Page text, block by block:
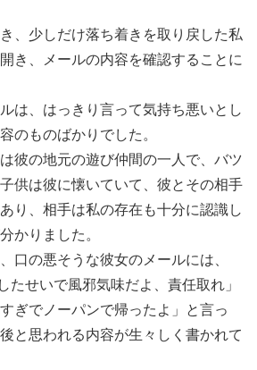
、少しだけ落ち着きを取り戻した私
き、メールの内容を確認することに
は、はっきり言って気持ち悪いとし
のものばかりでした。
彼の地元の遊び仲間の一人で、バツ
供は彼に懐いていて、彼とその相手
り、相手は私の存在も十分に認識し
かりました。
口の悪そうな彼女のメールには、
たせいで風邪気味だよ、責任取れ」
ぎでノーパンで帰ったよ」と言っ
と思われる内容が生々しく書かれて